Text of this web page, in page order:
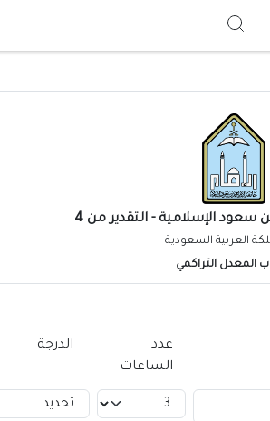
سعود الإسلامية - التقدير من 4
العربية السعودية
المعدل التراكمي
عدد
الساعات
الدرجة